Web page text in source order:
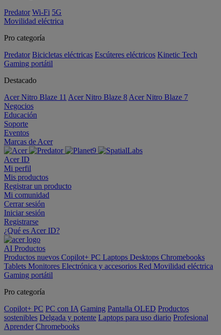
Predator Wi-Fi 5G
Movilidad eléctrica
Pro categoría
Predator Bicicletas eléctricas Escúteres eléctricos Kinetic Tech
Gaming portátil
Destacado
Acer Nitro Blaze 11 Acer Nitro Blaze 8 Acer Nitro Blaze 7
Negocios
Educación
Soporte
Eventos
Marcas de Acer
Acer ID
Mi perfil
Mis productos
Registrar un producto
Mi comunidad
Cerrar sesión
Iniciar sesión
Registrarse
¿Qué es Acer ID?
AI Productos
Productos nuevos Copilot+ PC Laptops Desktops Chromebooks
Tablets Monitores Electrónica y accesorios Red Movilidad eléctrica
Gaming portátil
Pro categoría
Copilot+ PC PC con IA Gaming Pantalla OLED Productos
sostenibles Delgada y potente Laptops para uso diario Profesional
Aprender Chromebooks